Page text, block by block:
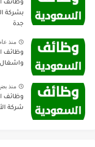
وظائف
بشركة
جدة
منذ
وظائف
واشغال
منذ
وظائف
شركة